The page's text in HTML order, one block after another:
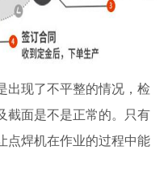
出现了不平整的情况，检
截面是不是正常的。只有
点焊机在作业的过程中能